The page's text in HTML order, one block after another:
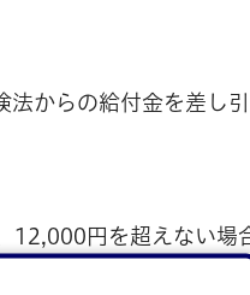
からの給付金を差し引
12,000円を超えない場
法からの給付金を差し